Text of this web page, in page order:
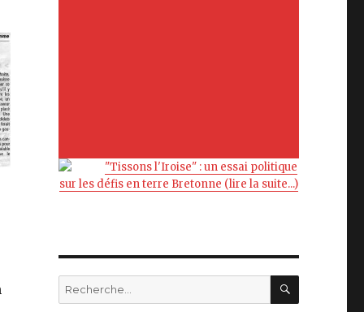
"Tissons l'Iroise" : un essai politique
sur les défis en terre Bretonne (lire la suite...)
Recherche
pour